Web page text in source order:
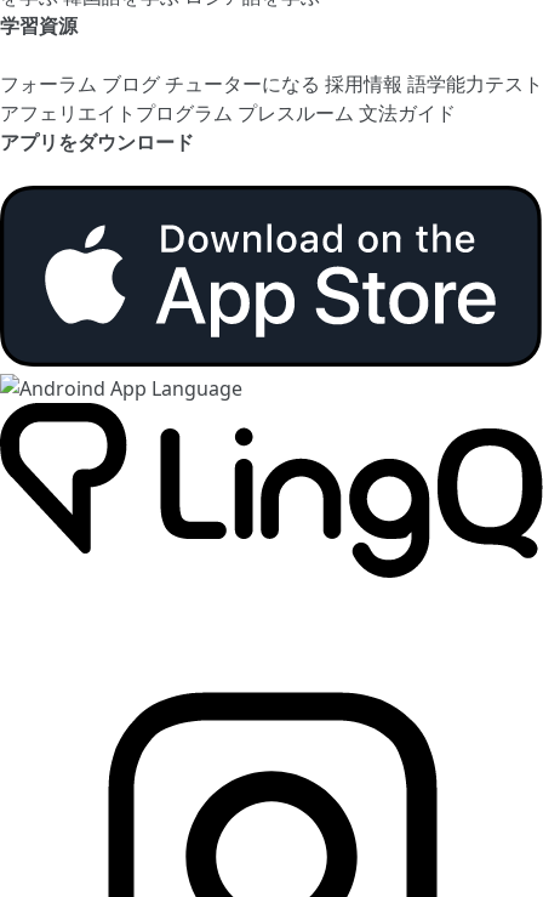
学習資源
フォーラム ブログチューターになる 採用情報 語学能力テスト
アフェリエイトプログラム プレスルーム 文法ガイド
アプリをダウンロード